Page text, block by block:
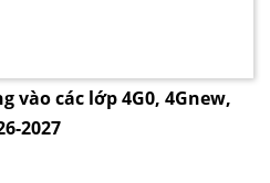
vào các lớp 4G0, 4Gnew,
2027